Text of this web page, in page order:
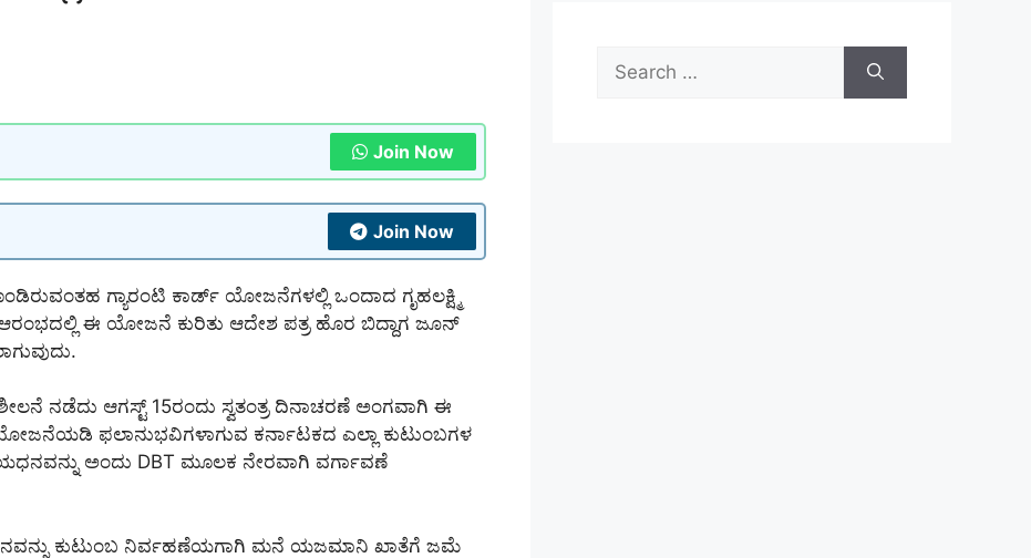
Join Now
Join Now
ಗ್ಯಾರಂಟಿ ಕಾರ್ಡ್ ಯೋಜನೆಗಳಲ್ಲಿ ಒಂದಾದ ಗೃಹಲಕ್ಷ್ಮಿ
ಈ ಯೋಜನೆ ಕುರಿತು ಆದೇಶ ಪತ್ರ ಹೊರ ಬಿದ್ದಾಗ ಜೂನ್
ನಡೆದು ಆಗಸ್ಟ್ 15ರಂದು ಸ್ವತಂತ್ರ ದಿನಾಚರಣೆ ಅಂಗವಾಗಿ ಈ
ಫಲಾನುಭವಿಗಳಾಗುವ ಕರ್ನಾಟಕದ ಎಲ್ಲಾ ಕುಟುಂಬಗಳ
ಅಂದು DBT ಮೂಲಕ ನೇರವಾಗಿ ವರ್ಗಾವಣೆ
ಕುಟುಂಬ ನಿರ್ವಹಣೆಯಗಾಗಿ ಮನೆ ಯಜಮಾನಿ ಖಾತೆಗೆ ಜಮೆ
Search
for: